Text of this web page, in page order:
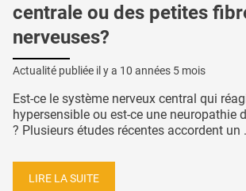
centrale ou des petites
nerveuses?
Actualité publiée il y a 10 années 5 mois
Est-ce le système nerveux central qui
hypersensible ou est-ce une neuropathie
? Plusieurs études récentes accordent un
LIRE LA SUITE